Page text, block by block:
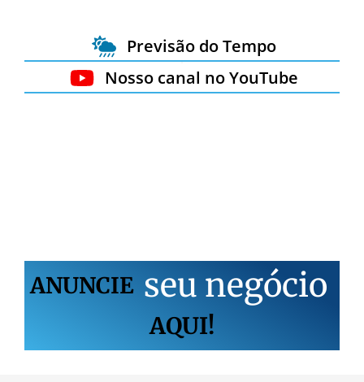
Previsão do Tempo
Nosso canal no YouTube
ANUNCIE seu negócio
AQUI!